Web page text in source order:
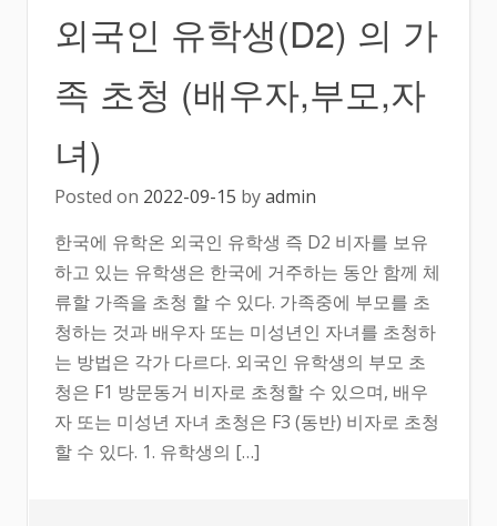
외국인 유학생(D2) 의 가
족 초청 (배우자,부모,자
녀)
Posted on 2022-09-15 byadmin
한국에 유학온 외국인 유학생 즉 D2 비자를 보유
하고 있는 유학생은 한국에 거주하는 동안 함께 체
류할 가족을 초청 할 수 있다. 가족중에 부모를 초
청하는 것과 배우자 또는 미성년인 자녀를 초청하
는 방법은 각가 다르다. 외국인 유학생의 부모 초
청은 F1 방문동거 비자로 초청할 수 있으며, 배우
자 또는 미성년 자녀 초청은 F3 (동반) 비자로 초청
할 수 있다. 1. 유학생의 […]